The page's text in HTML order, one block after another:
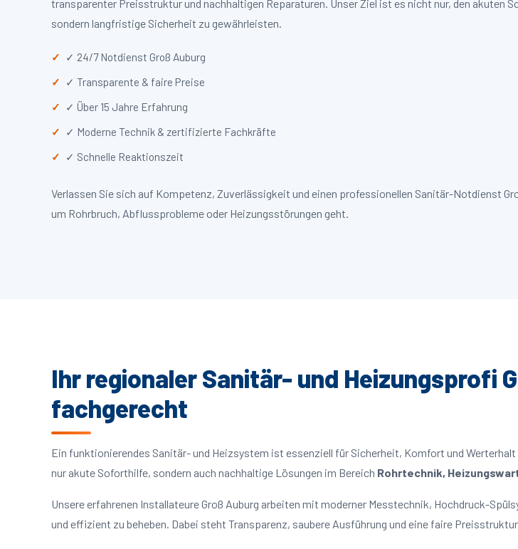
transparenter Preisstruktur und nachhaltigen Reparaturen. Unser Ziel ist es nicht nur, den akuten
sondern langfristige Sicherheit zu gewährleisten.
✓ 24/7 Notdienst Groß Auburg
✓ Transparente & faire Preise
✓ Über 15 Jahre Erfahrung
✓ Moderne Technik & zertifizierte Fachkräfte
✓ Schnelle Reaktionszeit
Verlassen Sie sich auf Kompetenz, Zuverlässigkeit und einen professionellen Sanitär-Notdienst
um Rohrbruch, Abflussprobleme oder Heizungsstörungen geht.
Ihr regionaler Sanitär- und Heizungsprofi
fachgerecht
Ein funktionierendes Sanitär- und Heizsystem ist essenziell für Sicherheit, Komfort und
nur akute Soforthilfe, sondern auch nachhaltige Lösungen im Bereich Rohrtechnik,
Unsere erfahrenen Installateure Groß Auburg arbeiten mit moderner Messtechnik, Hochdruck-
und effizient zu beheben. Dabei steht Transparenz, saubere Ausführung und eine faire